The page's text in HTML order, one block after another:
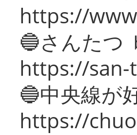
https://
🔵さんたつ
https://
🔵中央線が
https://